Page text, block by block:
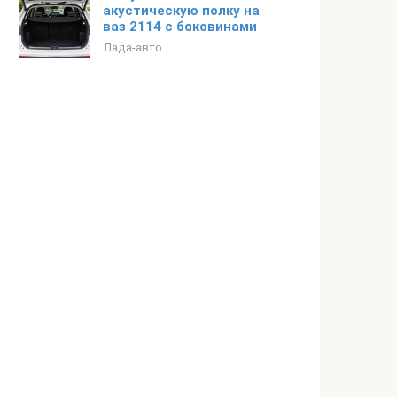
акустическую полку на
ваз 2114 с боковинами
Лада-авто